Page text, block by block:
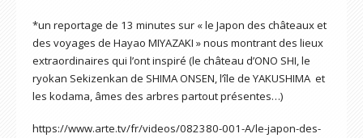
*un reportage de 13 minutes sur « le Japon des châteaux et
des voyages de Hayao MIYAZAKI » nous montrant des lieux
extraordinaires qui l’ont inspiré (le château d’ONO SHI, le
ryokan Sekizenkan de SHIMA ONSEN, l’île de YAKUSHIMA et
les kodama, âmes des arbres partout présentes…)
https://www.arte.tv/fr/videos/082380-001-A/le-japon-des-